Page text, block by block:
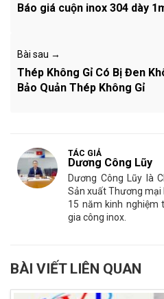
Báo giá cuộn inox 304 dày
Bài sau →
Thép Không Gỉ Có Bị Đen
Bảo Quản Thép Không Gỉ
TÁC GIẢ
Dương Công Lũy
Dương Công Lũy là
Sản xuất Thương mại
15 năm kinh nghiệm
gia công inox.
BÀI VIẾT LIÊN QUAN